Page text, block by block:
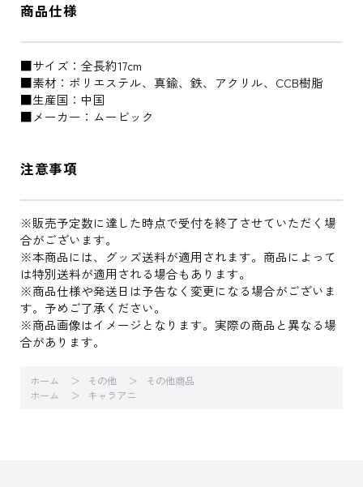
商品仕様
■サイズ：全長約17cm
■素材：ポリエステル、真鍮、鉄、アクリル、CCB樹脂
■生産国：中国
■メーカー：ムービック
注意事項
※販売予定数に達した時点で受付を終了させていただく場
合がございます。
※本商品には、グッズ送料が適用されます。商品によって
は特別送料が適用される場合もあります。
※商品仕様や発送日は予告なく変更になる場合がございま
す。予めご了承ください。
※商品画像はイメージとなります。実際の商品と異なる場
合があります。
ホーム その他
その他商品
ホーム
キャラアニ